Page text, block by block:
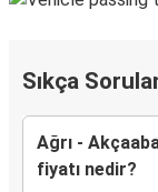
Sıkça
Ağrı -
fiyatı nedir?